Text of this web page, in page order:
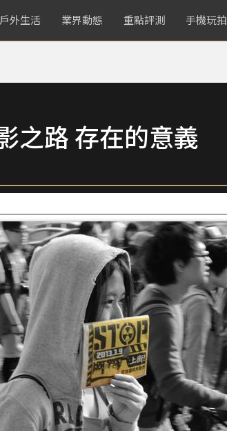
戶外生活 業界動態 重點評測 手機玩拍
之路 存在的意義